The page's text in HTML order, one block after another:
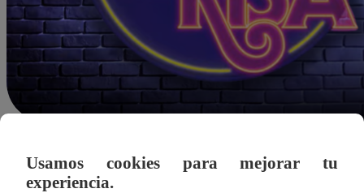
11 de mayo 2026
Usamos cookies para mejorar tu
experiencia.